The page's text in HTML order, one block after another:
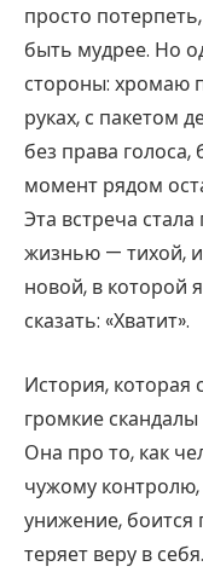
просто
быть мудрее. Но
стороны: хромаю
руках, с пакетом
без права
момент рядом
Эта встреча
жизнью — тихой,
новой, в которой
сказать: «Хватит».
История,
громкие
Она про то, как
чужому
унижение,
теряет веру в